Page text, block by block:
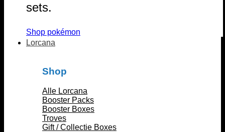
sets.
Shop pokémon
Lorcana
Shop
Alle Lorcana
Booster Packs
Booster Boxes
Troves
Gift / Collectie Boxes